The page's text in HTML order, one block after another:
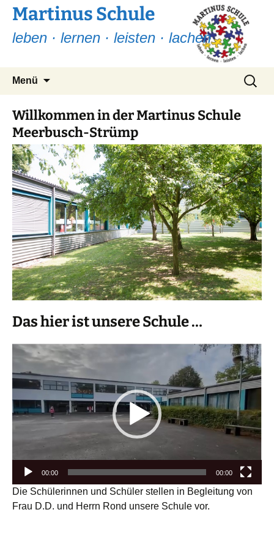
Martinus Schule
leben · lernen · leisten · lachen
Menü
Suchen
nach:
Willkommen in der Martinus Schule
Meerbusch-Strümp
Das hier ist unsere Schule …
Video-
Player
00:00 00:00
Die Schülerinnen und Schüler stellen in Begleitung von
Frau D.D. und Herrn Rond unsere Schule vor.